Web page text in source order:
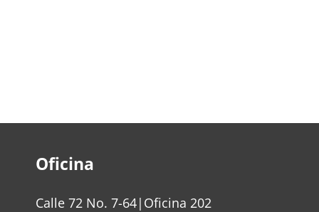
Oficina
Calle 72 No. 7-64|Oficina 202